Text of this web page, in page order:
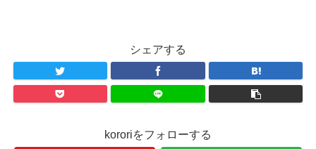
シェアする
kororiをフォローする